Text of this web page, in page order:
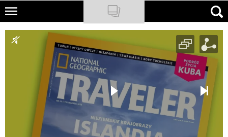
Skip
main
NATIONAL GEOGRAPHIC
TRAVELER
PODCASTY
Newsletter